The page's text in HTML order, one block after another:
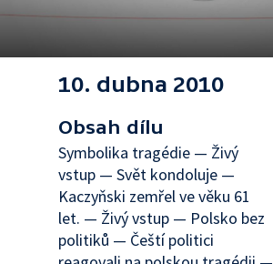
10. dubna 2010
Obsah dílu
Symbolika tragédie — Živý
vstup — Svět kondoluje —
Kaczyňski zemřel ve věku 61
let. — Živý vstup — Polsko bez
politiků — Čeští politici